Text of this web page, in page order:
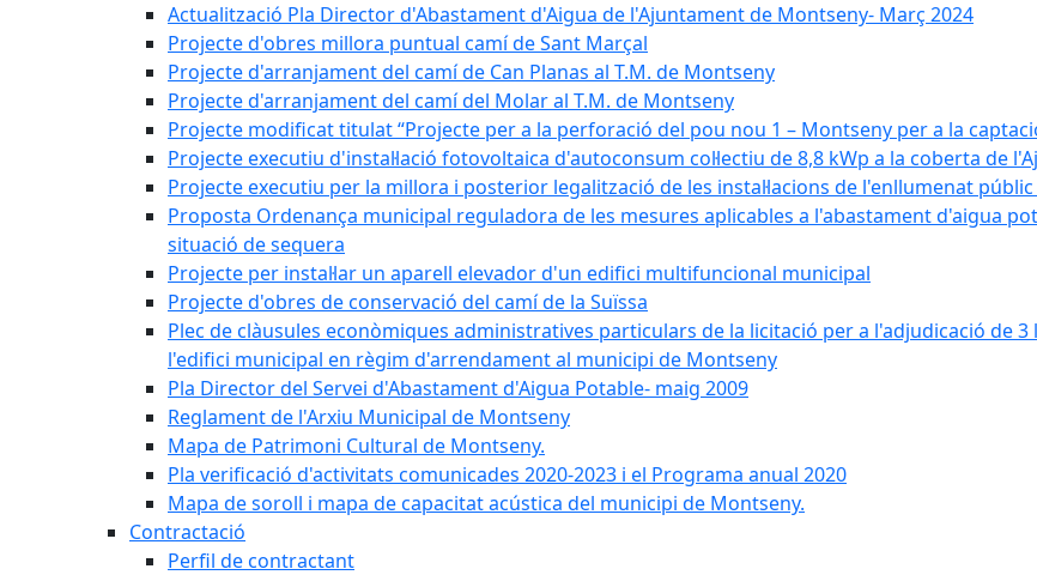
Actualització Pla Director d'Abastament d'Aigua de l'Ajuntament de Montseny- Març 2024
Projecte d'obres millora puntual camí de Sant Marçal
Projecte d'arranjament del camí de Can Planas al T.M. de Montseny
Projecte d'arranjament del camí del Molar al T.M. de Montseny
Projecte modificat titulat “Projecte per a la perforació del pou nou 1 – Montseny per a la
Projecte executiu d'instal·lació fotovoltaica d'autoconsum col·lectiu de 8,8 kWp a la coberta de
Projecte executiu per la millora i posterior legalització de les instal·lacions de l'enllumenat
Proposta Ordenança municipal reguladora de les mesures aplicables a l'abastament d'aigua
situació de sequera
Projecte per instal·lar un aparell elevador d'un edifici multifuncional municipal
Projecte d'obres de conservació del camí de la Suïssa
Plec de clàusules econòmiques administratives particulars de la licitació per a l'adjudicació de 3
l'edifici municipal en règim d'arrendament al municipi de Montseny
Pla Director del Servei d'Abastament d'Aigua Potable- maig 2009
Reglament de l'Arxiu Municipal de Montseny
Mapa de Patrimoni Cultural de Montseny.
Pla verificació d'activitats comunicades 2020-2023 i el Programa anual 2020
Mapa de soroll i mapa de capacitat acústica del municipi de Montseny.
Contractació
Perfil de contractant